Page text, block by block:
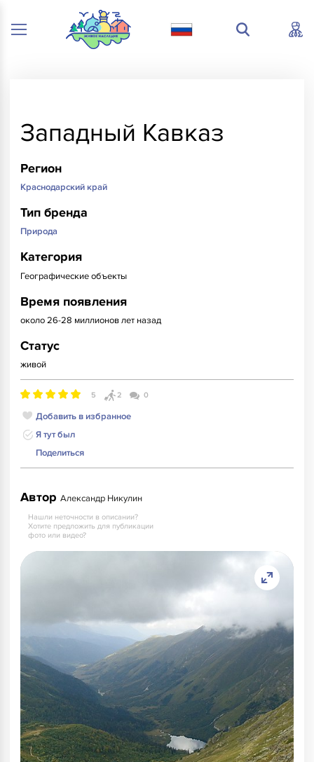
Западный Кавказ
Регион
Краснодарский край
Тип бренда
Природа
Категория
Географические объекты
Время появления
около 26-28 миллионов лет назад
Статус
живой
5 2 0
Добавить в избранное
Я тут был
Поделиться
Автор Александр Никулин
Нашли неточности в описании?
Хотите предложить для публикации
фото или видео?